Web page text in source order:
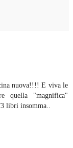
nuova!!!! E viva le
quella "magnifica"
libri insomma..